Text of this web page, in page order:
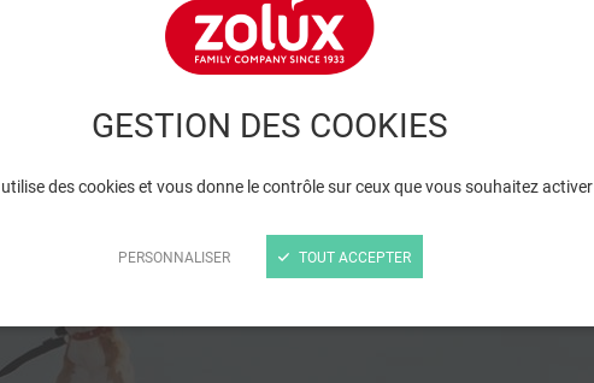
GESTION DES COOKIES
des cookies et vous donne le contrôle sur ceux que vous souhaitez activer
PERSONNALISER TOUT ACCEPTER
Un peu d'exercice ?